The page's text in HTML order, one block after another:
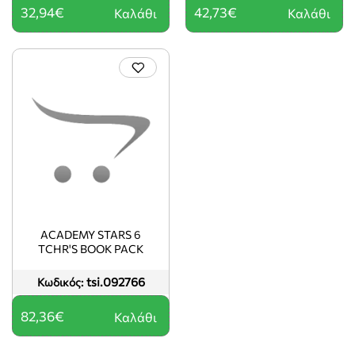
32,94€ Καλάθι 42,73€ Καλάθι
Κωδικός: tsi.092766
ACADEMY STARS 6
TCHR'S BOOK PACK
82,36€ Καλάθι